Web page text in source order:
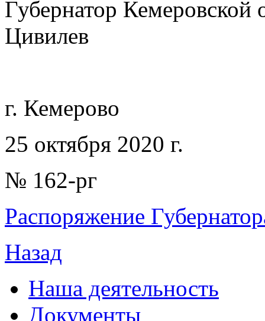
Губернатор Кемеровской
Цивилев
г. Кемерово
25 октября 2020 г.
№ 162-рг
Распоряжение
Назад
Наша деятельность
Документы